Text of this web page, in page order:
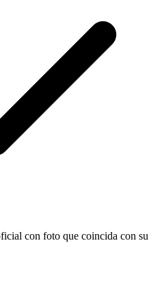
con foto que coincida con su